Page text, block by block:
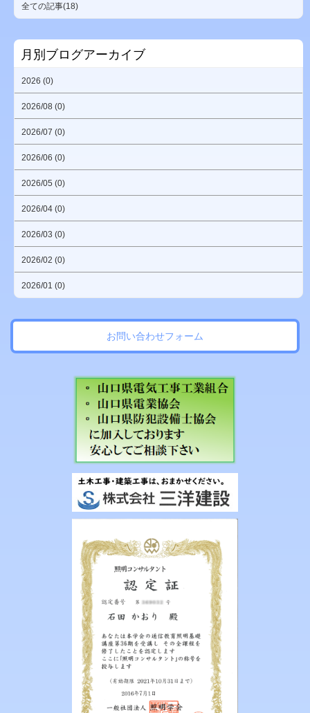
全ての記事(18)
月別ブログアーカイブ
2026 (0)
2026/08 (0)
2026/07 (0)
2026/06 (0)
2026/05 (0)
2026/04 (0)
2026/03 (0)
2026/02 (0)
2026/01 (0)
お問い合わせフォーム